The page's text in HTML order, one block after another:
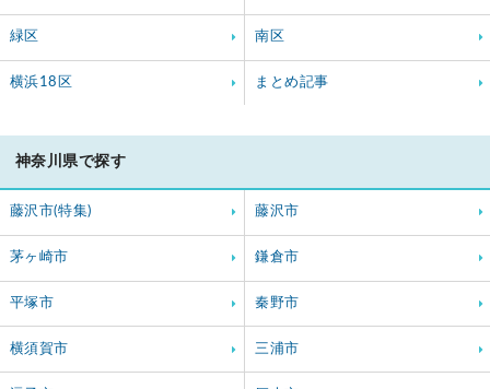
緑区 南区
横浜18区 まとめ記事
神奈川県で探す
藤沢市(特集) 藤沢市
茅ヶ崎市 鎌倉市
平塚市 秦野市
横須賀市 三浦市